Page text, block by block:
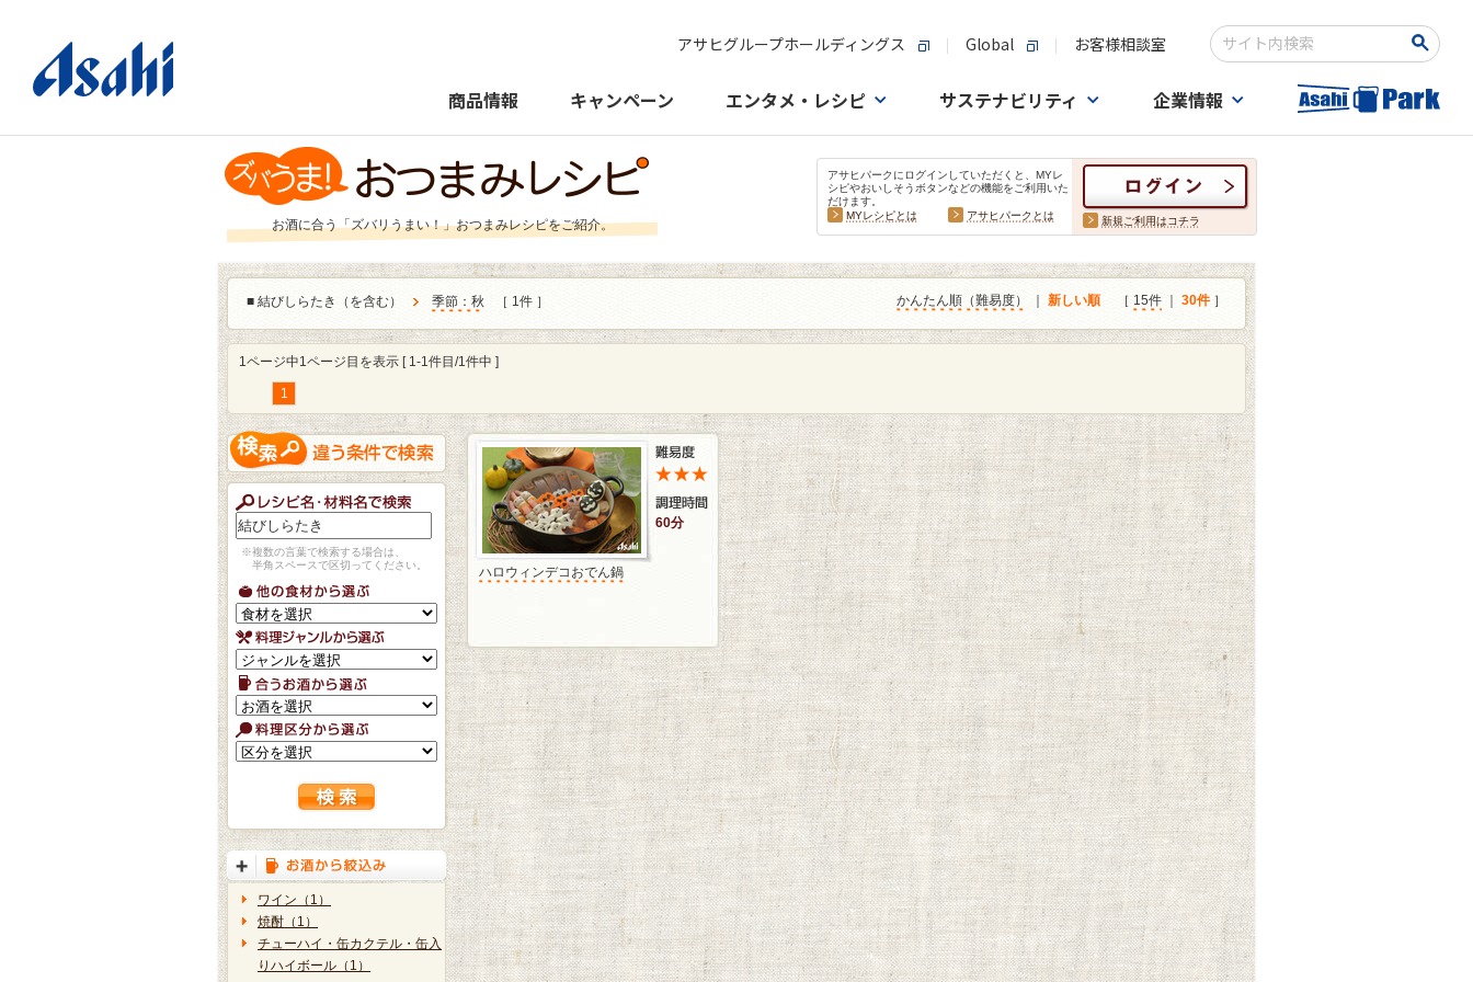
アサヒグループホールディングス Global お客様相談室
検索キーワード入力
商品情報 キャンペーン エンタメ・レシピ サステナビリティ 企業情報
お酒に合う「ズバリうまい！」おつまみレシピをご紹介。
アサヒパークにログインしていただくと、MYレ
シピやおいしそうボタンなどの機能をご利用いた
だけます。
MYレシピとは
アサヒパークとは 新規ご利用はコチラ
■ 結びしらたき（を含む） 季節：秋 ［ 1件 ］ かんたん順（難易度） 新しい順 ［ 15件 30件 ］
1ページ中1ページ目を表示 [ 1-1件目/1件中 ]
1
※複数の言葉で検索する場合は、
半角スペースで区切ってください。
ワイン（1）
焼酎（1）
チューハイ・缶カクテル・缶入
りハイボール（1）
60分
ハロウィンデコおでん鍋